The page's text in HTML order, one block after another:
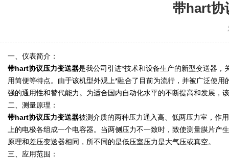
带hart协
一、仪表简介：
带hart协议压力变送器是我公司引进*技术和设备生产的新型变送器
用简便等特点。由于该机型外观上*融合了目前为流行，并被广泛使
强的通用性和替代能力。为适合国内自动化水平的不断提高和发展，
二、测量原理：
带hart协议压力变送器被测介质的两种压力通入高、低两压力室，作
上的电极各组成一个电容器。当两侧压力不一致时，致使测量膜片
原理和差压变送器相同，所不同的是低压室压力是大气压或真空。
三、应用范围：